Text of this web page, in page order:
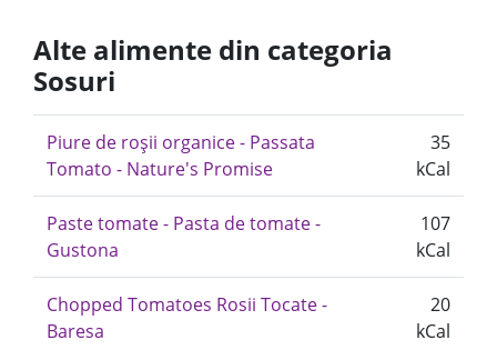
Alte alimente din categoria
Sosuri
Piure de roșii organice - Passata
Tomato - Nature's Promise
35
kCal
Paste tomate - Pasta de tomate -
Gustona
107
kCal
Chopped Tomatoes Rosii Tocate -
Baresa
20
kCal